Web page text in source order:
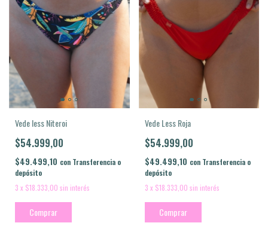
Vede less Niteroi
$54.999,00
$49.499,10 con Transferencia o
depósito
3 x $18.333,00 sin interés
Comprar
Vede Less Roja
$54.999,00
$49.499,10 con Transferencia o
depósito
3 x $18.333,00 sin interés
Comprar